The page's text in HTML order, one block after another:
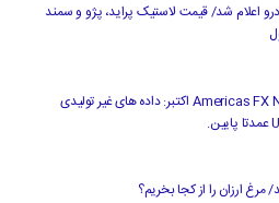
اعلام شد/ قیمت لاستیک پراید، پژو و سمند
سرمایه گذاری Americas FX News 3 اکتبر: داده های غیر تولیدی